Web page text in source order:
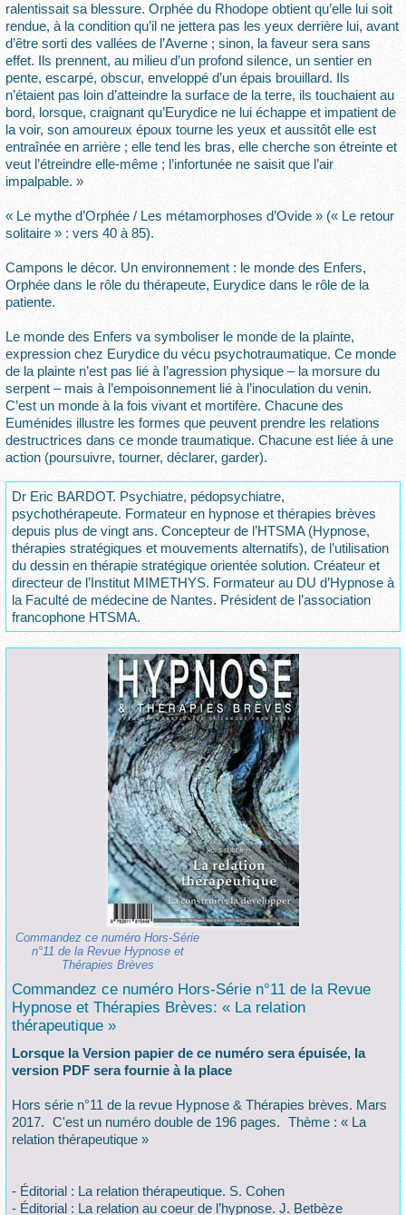
ralentissait sa blessure. Orphée du Rhodope obtient qu’elle lui soit
rendue, à la condition qu’il ne jettera pas les yeux derrière lui, avant
d’être sorti des vallées de l’Averne ; sinon, la faveur sera sans
effet. Ils prennent, au milieu d’un profond silence, un sentier en
pente, escarpé, obscur, enveloppé d’un épais brouillard. Ils
n’étaient pas loin d’atteindre la surface de la terre, ils touchaient au
bord, lorsque, craignant qu’Eurydice ne lui échappe et impatient de
la voir, son amoureux époux tourne les yeux et aussitôt elle est
entraînée en arrière ; elle tend les bras, elle cherche son étreinte et
veut l’étreindre elle-même ; l’infortunée ne saisit que l’air
impalpable. »
« Le mythe d’Orphée / Les métamorphoses d’Ovide » (« Le retour
solitaire » : vers 40 à 85).
Campons le décor. Un environnement : le monde des Enfers,
Orphée dans le rôle du thérapeute, Eurydice dans le rôle de la
patiente.
Le monde des Enfers va symboliser le monde de la plainte,
expression chez Eurydice du vécu psychotraumatique. Ce monde
de la plainte n’est pas lié à l’agression physique – la morsure du
serpent – mais à l’empoisonnement lié à l’inoculation du venin.
C’est un monde à la fois vivant et mortifère. Chacune des
Euménides illustre les formes que peuvent prendre les relations
destructrices dans ce monde traumatique. Chacune est liée à une
action (poursuivre, tourner, déclarer, garder).
Dr Eric BARDOT. Psychiatre, pédopsychiatre,
psychothérapeute. Formateur en hypnose et thérapies brèves
depuis plus de vingt ans. Concepteur de l’HTSMA (Hypnose,
thérapies stratégiques et mouvements alternatifs), de l’utilisation
du dessin en thérapie stratégique orientée solution. Créateur et
directeur de l’Institut MIMETHYS. Formateur au DU d’Hypnose à
la Faculté de médecine de Nantes. Président de l’association
francophone HTSMA.
Commandez ce numéro Hors-Série
n°11 de la Revue Hypnose et
Thérapies Brèves
Commandez ce numéro Hors-Série n°11 de la Revue
Hypnose et Thérapies Brèves: « La relation
thérapeutique »
Lorsque la Version papier de ce numéro sera épuisée, la
version PDF sera fournie à la place
Hors série n°11 de la revue Hypnose & Thérapies brèves. Mars
2017. C'est un numéro double de 196 pages. Thème : « La
relation thérapeutique »
- Éditorial : La relation thérapeutique. S. Cohen
- Éditorial : La relation au coeur de l’hypnose. J. Betbèze